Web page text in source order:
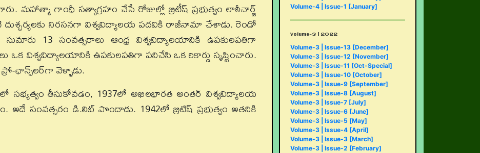
మహాత్మా గాంధీ సత్యాగ్రహం చేసే రోజుల్లో బ్రిటీష్ ప్రభుత్వం లాఠీచార్జ్
నిరసనగా విశ్వవిద్యాలయ పదవికి రాజీనామా చేశాడు. రెండో
సుమారు 13 సంవత్సరాలు ఆంధ్ర విశ్వవిద్యాలయానికి ఉపకులపతిగా
ఒక విశ్వవిద్యాలయానికి ఉపకులపతిగా పనిచేసి ఒక రికార్డు సృష్టించారు.
ఛాన్స్‌లర్‌గా వెళ్ళాడు.
తీసుకోవడం, 1937లో అఖిలభారత అంతర్ విశ్వవిద్యాలయ
అదే సంవత్సరం డి.లిట్ పొందాడు. 1942లో బ్రిటిష్ ప్రభుత్వం అతనికి
Volume-4 | Issue-1 [January]
Volume-3 | 2022
Volume-3 | Issue-13 [December]
Volume-3 | Issue-12 [November]
Volume-3 | Issue-11 [Oct-Special]
Volume-3 | Issue-10 [October]
Volume-3 | Issue-9 [September]
Volume-3 | Issue-8 [August]
Volume-3 | Issue-7 [July]
Volume-3 | Issue-6 [June]
Volume-3 | Issue-5 [May]
Volume-3 | Issue-4 [April]
Volume-3 | Issue-3 [March]
Volume-3 | Issue-2 [February]